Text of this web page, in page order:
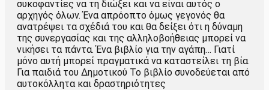
συκοφαντίες να τη διώξει και να είναι αυτός ο
αρχηγός όλων. Ένα απρόοπτο όμως γεγονός θα
ανατρέψει τα σχέδιά του και θα δείξει ότι η δύναμη
της συνεργασίας και της αλληλοβοήθειας μπορεί να
νικήσει τα πάντα. Ένα βιβλίο για την αγάπη… Γιατί
μόνο αυτή μπορεί πραγματικά να καταστείλει τη βία.
Για παιδιά του Δημοτικού Το βιβλίο συνοδεύεται από
αυτοκόλλητα και δραστηριότητες